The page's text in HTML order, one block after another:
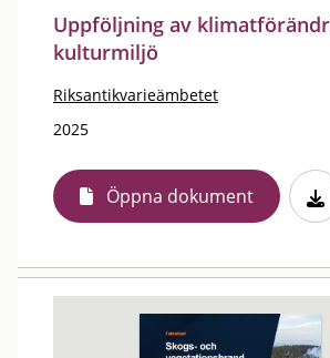
Uppföljning av
kulturmiljö
Riksantikvarieämbetet
2025
Öppna dokument